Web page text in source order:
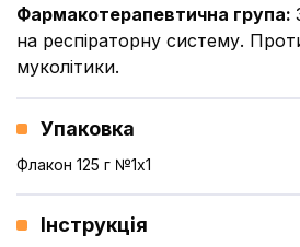
Фармакотерапевтична група:
на респіраторну систему.
муколітики.
Упаковка
Флакон 125 г №1x1
Інструкція